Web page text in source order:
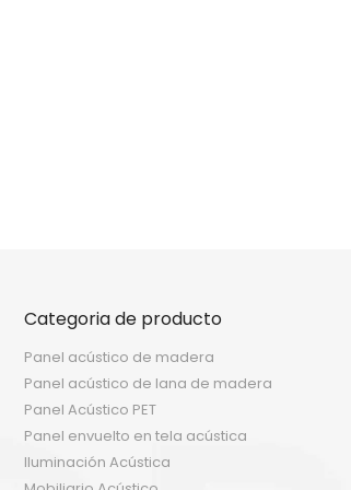
Categoria de producto
Panel acústico de madera
Panel acústico de lana de madera
Panel Acústico PET
Panel envuelto en tela acústica
Iluminación Acústica